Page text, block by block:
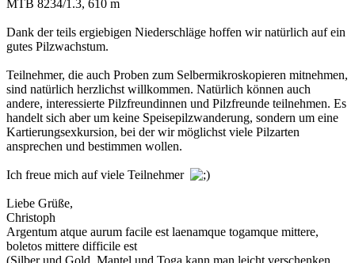
MTB 8234/1.3, 610 m
Dank der teils ergiebigen Niederschläge hoffen wir natürlich auf ein
gutes Pilzwachstum.
Teilnehmer, die auch Proben zum Selbermikroskopieren mitnehmen,
sind natürlich herzlichst willkommen. Natürlich können auch
andere, interessierte Pilzfreundinnen und Pilzfreunde teilnehmen. Es
handelt sich aber um keine Speisepilzwanderung, sondern um eine
Kartierungsexkursion, bei der wir möglichst viele Pilzarten
ansprechen und bestimmen wollen.
Ich freue mich auf viele Teilnehmer
Liebe Grüße,
Christoph
Argentum atque aurum facile est laenamque togamque mittere,
boletos mittere difficile est